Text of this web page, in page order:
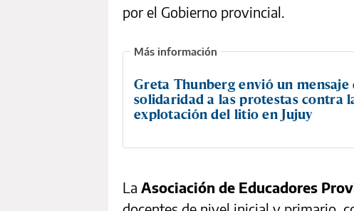
por el Gobierno provincial.
Greta Thunberg envió un mensaje
solidaridad a las protestas contra
explotación del litio en Jujuy
La Asociación de Educadores